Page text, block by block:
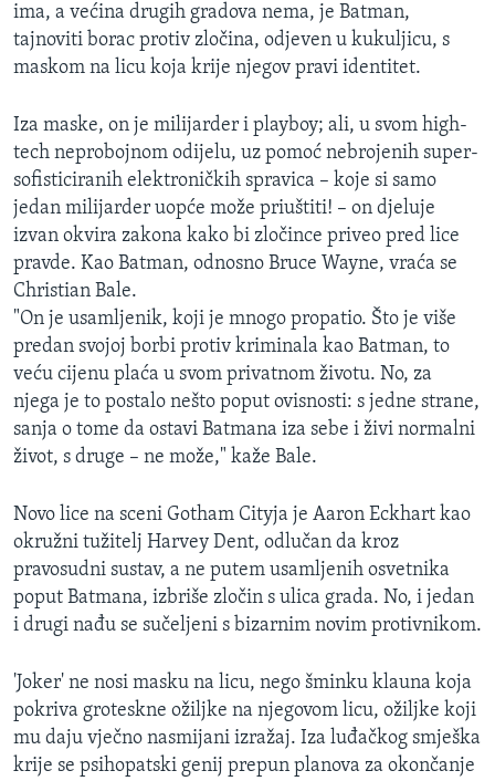
IZBJEGLIČKA STRANA
MAGAZIN
Learning English
PRATITE NAS
Jezici
ima, a većina drugih gradova nema, je Batman,
tajnoviti borac protiv zločina, odjeven u kukuljicu, s
maskom na licu koja krije njegov pravi identitet.
Iza maske, on je milijarder i playboy; ali, u svom high-
tech neprobojnom odijelu, uz pomoć nebrojenih super-
sofisticiranih elektroničkih spravica – koje si samo
jedan milijarder uopće može priuštiti! – on djeluje
izvan okvira zakona kako bi zločince priveo pred lice
pravde. Kao Batman, odnosno Bruce Wayne, vraća se
Christian Bale.
"On je usamljenik, koji je mnogo propatio. Što je više
predan svojoj borbi protiv kriminala kao Batman, to
veću cijenu plaća u svom privatnom životu. No, za
njega je to postalo nešto poput ovisnosti: s jedne strane,
sanja o tome da ostavi Batmana iza sebe i živi normalni
život, s druge – ne može," kaže Bale.
Novo lice na sceni Gotham Cityja je Aaron Eckhart kao
okružni tužitelj Harvey Dent, odlučan da kroz
pravosudni sustav, a ne putem usamljenih osvetnika
poput Batmana, izbriše zločin s ulica grada. No, i jedan
i drugi nađu se sučeljeni s bizarnim novim protivnikom.
'Joker' ne nosi masku na licu, nego šminku klauna koja
pokriva groteskne ožiljke na njegovom licu, ožiljke koji
mu daju vječno nasmijani izražaj. Iza luđačkog smješka
krije se psihopatski genij prepun planova za okončanje